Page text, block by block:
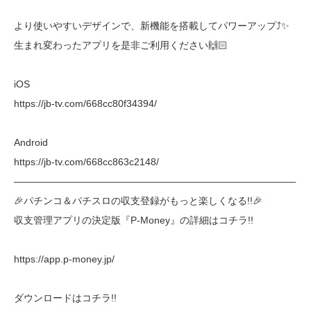
より使いやすいデザインで、新機能を搭載してパワーアップ⤴︎✨
生まれ変わったアプリを是非ご利用ください🙌🏻
iOS
https://jb-tv.com/668cc80f34394/
Android
https://jb-tv.com/668cc863c2148/
―――――――――――――――――――――――――――――
🎉パチンコ＆パチスロの収支登録がもっと楽しくなる!!🎉
収支管理アプリの決定版『P-Money』の詳細はコチラ!!
https://app.p-money.jp/
ダウンロードはコチラ!!